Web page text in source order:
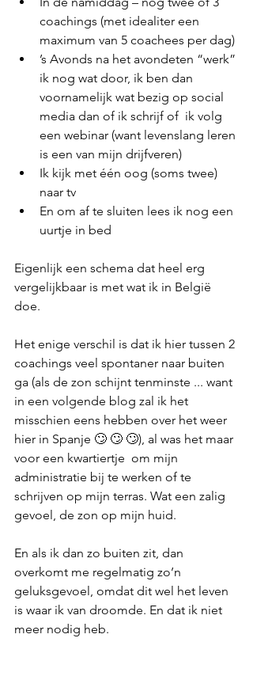
coachings (met idealiter een
maximum van 5 coachees per dag)
’s Avonds na het avondeten “werk”
ik nog wat door, ik ben dan
voornamelijk wat bezig op social
media dan of ik schrijf of  ik volg
een webinar (want levenslang leren
is een van mijn drijfveren)
Ik kijk met één oog (soms twee)
naar tv
En om af te sluiten lees ik nog een
uurtje in bed
Eigenlijk een schema dat heel erg
vergelijkbaar is met wat ik in België
doe.
Het enige verschil is dat ik hier tussen 2
coachings veel spontaner naar buiten
ga (als de zon schijnt tenminste ... want
in een volgende blog zal ik het
misschien eens hebben over het weer
hier in Spanje 🙄 🙄 🙄), al was het maar
voor een kwartiertje  om mijn
administratie bij te werken of te
schrijven op mijn terras. Wat een zalig
gevoel, de zon op mijn huid.
En als ik dan zo buiten zit, dan
overkomt me regelmatig zo’n
geluksgevoel, omdat dit wel het leven
is waar ik van droomde. En dat ik niet
meer nodig heb.